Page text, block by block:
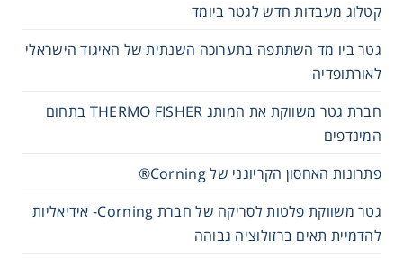
קטלוג מעבדות חדש לגטר ביומד
גטר ביו מד השתתפה בתערוכה השנתית של האיגוד הישראלי
לאורתופדיה
חברת גטר משווקת את המותג THERMO FISHER בתחום
המינדפים
פתרונות האחסון הקריוגני של Corning®
גטר משווקת פלטות לסריקה של חברת Corning- אידיאליות
להדמיית תאים ברזולוציה גבוהה